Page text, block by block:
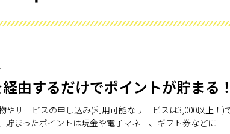
由するだけでポイントが貯まる
やサービスの申し込み(利用可能なサービスは3,000以上！)
貯まったポイントは現金や電子マネー、ギフト券などに